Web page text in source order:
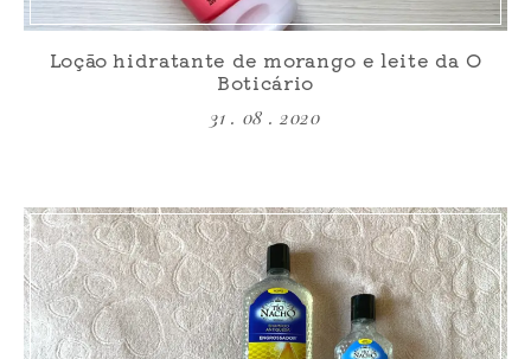
Loção hidratante de morango e leite da O
Boticário
31 . 08 . 2020